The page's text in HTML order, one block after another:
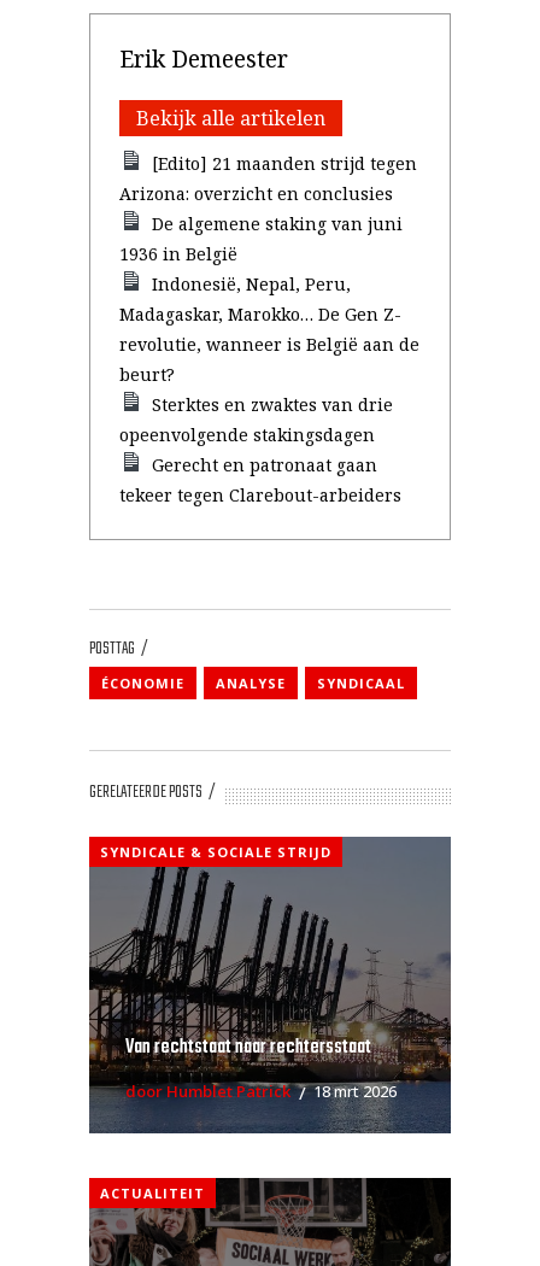
Erik Demeester
Bekijk alle artikelen
[Edito] 21 maanden strijd tegen
Arizona: overzicht en conclusies
De algemene staking van juni
1936 in België
Indonesië, Nepal, Peru,
Madagaskar, Marokko… De Gen Z-
revolutie, wanneer is België aan de
beurt?
Sterktes en zwaktes van drie
opeenvolgende stakingsdagen
Gerecht en patronaat gaan
tekeer tegen Clarebout-arbeiders
POSTTAG
ÉCONOMIE ANALYSE SYNDICAAL
GERELATEERDE POSTS
SYNDICALE & SOCIALE STRIJD
Van rechtstaat naar rechtersstaat
door Humblet Patrick 18 mrt 2026
ACTUALITEIT